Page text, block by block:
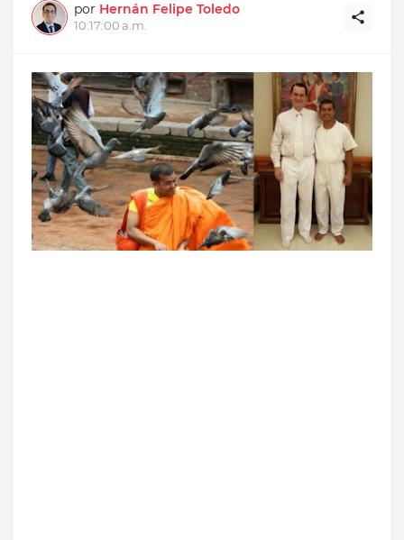
por Hernán Felipe Toledo
10:17:00 a.m.